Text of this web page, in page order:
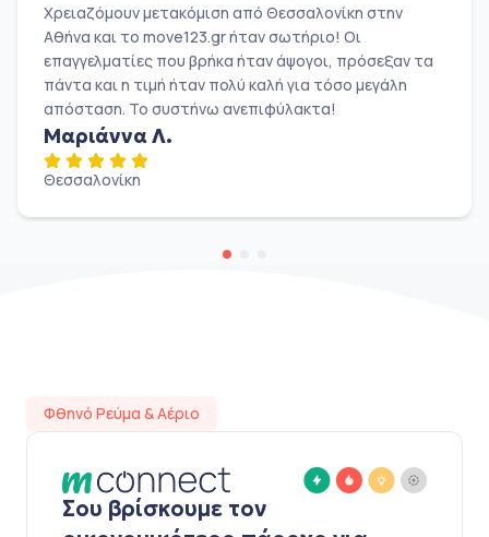
Χρειαζόμουν μετακόμιση από Θεσσαλονίκη στην
Αθήνα και το move123.gr ήταν σωτήριο! Οι
επαγγελματίες που βρήκα ήταν άψογοι, πρόσεξαν τα
πάντα και η τιμή ήταν πολύ καλή για τόσο μεγάλη
απόσταση. Το συστήνω ανεπιφύλακτα!
Μαριάννα Λ.
Θεσσαλονίκη
Φθηνό Ρεύμα & Αέριο
Σου βρίσκουμε τον